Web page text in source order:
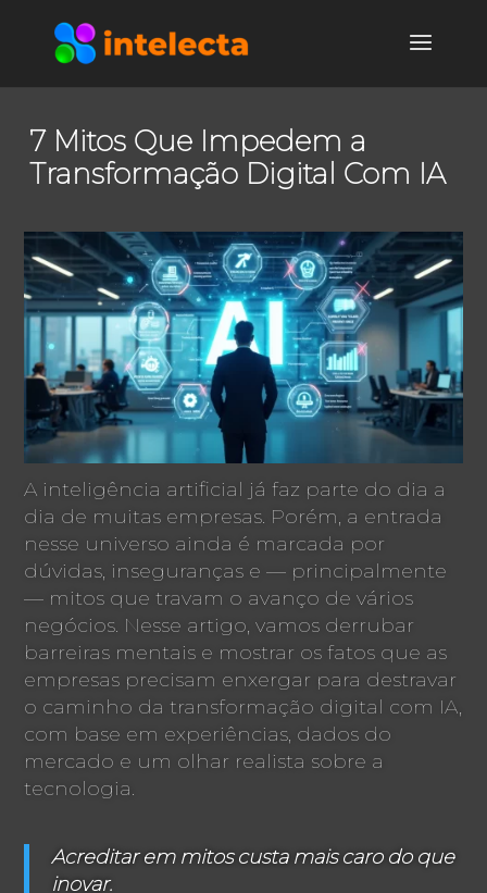
7 Mitos Que Impedem a
Transformação Digital Com IA
A inteligência artificial já faz parte do dia a
dia de muitas empresas. Porém, a entrada
nesse universo ainda é marcada por
dúvidas, inseguranças e — principalmente
— mitos que travam o avanço de vários
negócios. Nesse artigo, vamos derrubar
barreiras mentais e mostrar os fatos que as
empresas precisam enxergar para destravar
o caminho da transformação digital com IA,
com base em experiências, dados do
mercado e um olhar realista sobre a
tecnologia.
Acreditar em mitos custa mais caro do que
inovar.